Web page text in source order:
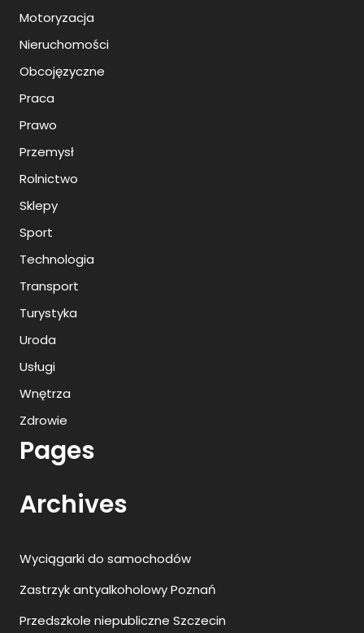
Motoryzacja
Nieruchomości
Obcojęzyczne
Praca
Prawo
Przemysł
Rolnictwo
Sklepy
Sport
Technologia
Transport
Turystyka
Uroda
Usługi
Wnętrza
Zdrowie
Pages
Archives
Wyciągarki do samochodów
Zastrzyk antyalkoholowy Poznań
Przedszkole niepubliczne Szczecin